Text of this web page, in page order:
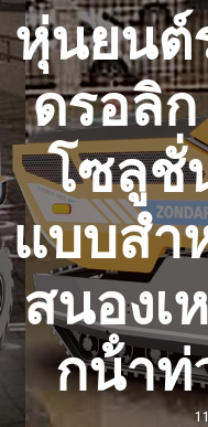
หุ่นยนต์
ดรอลิก
โซลู
แบบสํา
สนองเ
กน้ําท่